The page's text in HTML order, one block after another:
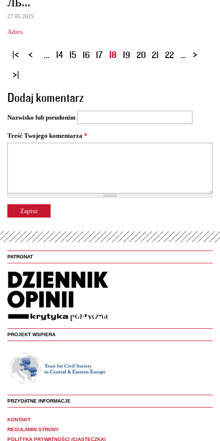
27.05.2025
Adres
S
o
n
y
… 14 15 16 17 18 19 20 21 22 …
Dodaj komentarz
Nazwisko lub pseudonim
Treść Twojego komentarza *
PATRONAT
PROJEKT WSPIERA
PRZYDATNE INFORMACJE
KONTAKT
REGULAMIN STRONY
POLITYKA PRYWATNOŚCI (CIASTECZKA)